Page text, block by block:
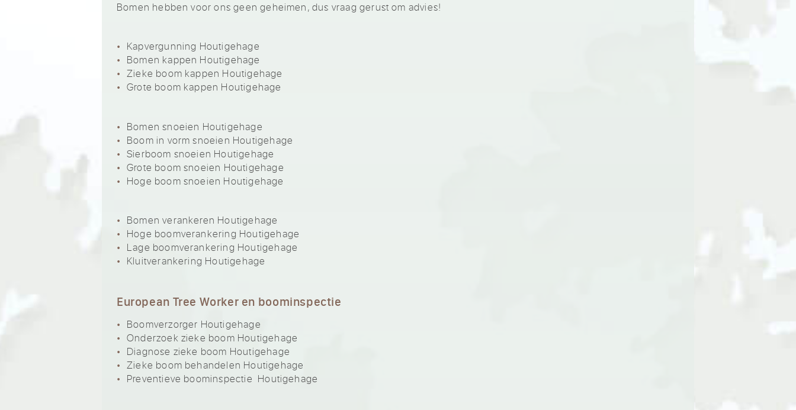
Bomen hebben voor ons geen geheimen, dus vraag gerust om advies!
Kapvergunning Houtigehage
Bomen kappen Houtigehage
Zieke boom kappen Houtigehage
Grote boom kappen Houtigehage
Bomen snoeien Houtigehage
Boom in vorm snoeien Houtigehage
Sierboom snoeien Houtigehage
Grote boom snoeien Houtigehage
Hoge boom snoeien Houtigehage
Bomen verankeren Houtigehage
Hoge boomverankering Houtigehage
Lage boomverankering Houtigehage
Kluitverankering Houtigehage
European Tree Worker en boominspectie
Boomverzorger Houtigehage
Onderzoek zieke boom Houtigehage
Diagnose zieke boom Houtigehage
Zieke boom behandelen Houtigehage
Preventieve boominspectie Houtigehage